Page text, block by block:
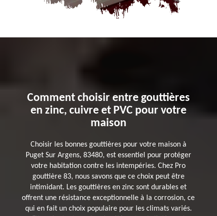
Comment choisir entre gouttières
en zinc, cuivre et PVC pour votre
maison
Choisir les bonnes gouttières pour votre maison à
Puget Sur Argens, 83480, est essentiel pour protéger
votre habitation contre les intempéries. Chez Pro
gouttière 83, nous savons que ce choix peut être
intimidant. Les gouttières en zinc sont durables et
offrent une résistance exceptionnelle à la corrosion, ce
qui en fait un choix populaire pour les climats variés.